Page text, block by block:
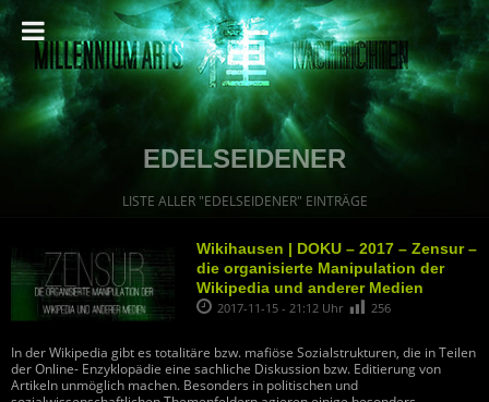
EDELSEIDENER
LISTE ALLER "EDELSEIDENER" EINTRÄGE
Wikihausen | DOKU – 2017 – Zensur –
die organisierte Manipulation der
Wikipedia und anderer Medien
2017-11-15 - 21:12 Uhr 256
In der Wikipedia gibt es totalitäre bzw. mafiöse Sozialstrukturen, die in Teilen
der Online- Enzyklopädie eine sachliche Diskussion bzw. Editierung von
Artikeln unmöglich machen. Besonders in politischen und